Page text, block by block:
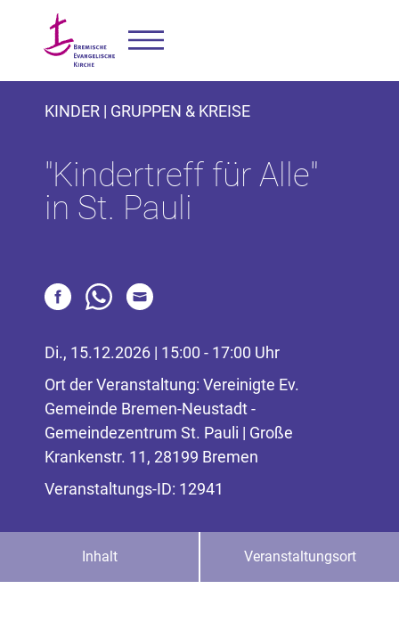
KINDER | GRUPPEN & KREISE
"Kindertreff für Alle"
in St. Pauli
Di., 15.12.2026 | 15:00 - 17:00 Uhr
Ort der Veranstaltung: Vereinigte Ev.
Gemeinde Bremen-Neustadt -
Gemeindezentrum St. Pauli | Große
Krankenstr. 11, 28199 Bremen
Veranstaltungs-ID: 12941
Inhalt Veranstaltungsort